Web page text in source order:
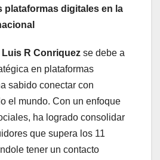
plataformas digitales en la
Luis R Conriquez se debe a
en plataformas
sabido conectar con
el mundo. Con un enfoque
ha logrado consolidar
que supera los 11
tener un contacto